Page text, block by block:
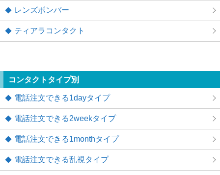
レンズボンバー
ティアラコンタクト
コンタクトタイプ別
電話注文できる1dayタイプ
電話注文できる2weekタイプ
電話注文できる1monthタイプ
電話注文できる乱視タイプ